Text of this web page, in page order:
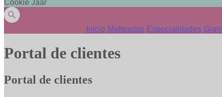
Cookie Jaar
Inicio Malteadas Especialidades
Portal de clientes
Portal de clientes